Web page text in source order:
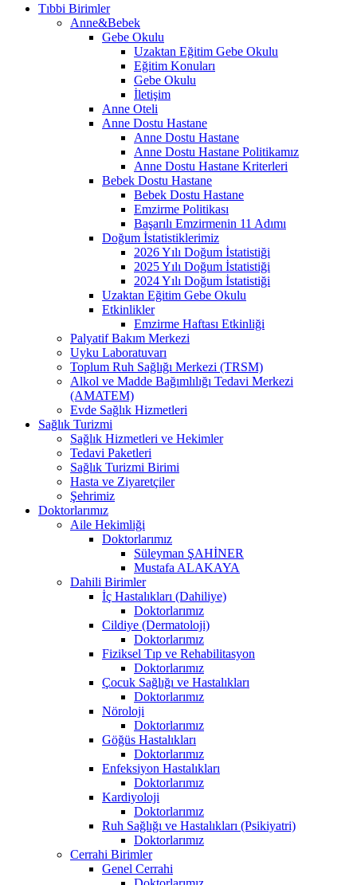
Tıbbi Birimler
Anne&Bebek
Gebe Okulu
Uzaktan Eğitim Gebe Okulu
Eğitim Konuları
Gebe Okulu
İletişim
Anne Oteli
Anne Dostu Hastane
Anne Dostu Hastane
Anne Dostu Hastane Politikamız
Anne Dostu Hastane Kriterleri
Bebek Dostu Hastane
Bebek Dostu Hastane
Emzirme Politikası
Başarılı Emzirmenin 11 Adımı
Doğum İstatistiklerimiz
2026 Yılı Doğum İstatistiği
2025 Yılı Doğum İstatistiği
2024 Yılı Doğum İstatistiği
Uzaktan Eğitim Gebe Okulu
Etkinlikler
Emzirme Haftası Etkinliği
Palyatif Bakım Merkezi
Uyku Laboratuvarı
Toplum Ruh Sağlığı Merkezi (TRSM)
Alkol ve Madde Bağımlılığı Tedavi Merkezi
(AMATEM)
Evde Sağlık Hizmetleri
Sağlık Turizmi
Sağlık Hizmetleri ve Hekimler
Tedavi Paketleri
Sağlık Turizmi Birimi
Hasta ve Ziyaretçiler
Şehrimiz
Doktorlarımız
Aile Hekimliği
Doktorlarımız
Süleyman ŞAHİNER
Mustafa ALAKAYA
Dahili Birimler
İç Hastalıkları (Dahiliye)
Doktorlarımız
Cildiye (Dermatoloji)
Doktorlarımız
Fiziksel Tıp ve Rehabilitasyon
Doktorlarımız
Çocuk Sağlığı ve Hastalıkları
Doktorlarımız
Nöroloji
Doktorlarımız
Göğüs Hastalıkları
Doktorlarımız
Enfeksiyon Hastalıkları
Doktorlarımız
Kardiyoloji
Doktorlarımız
Ruh Sağlığı ve Hastalıkları (Psikiyatri)
Doktorlarımız
Cerrahi Birimler
Genel Cerrahi